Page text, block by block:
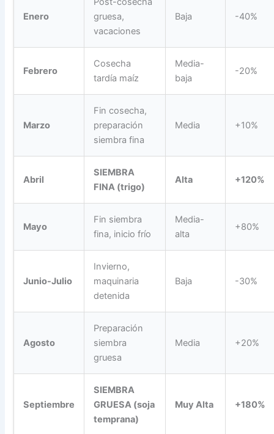
Enero
gruesa,
vacaciones
Baja -40%
Febrero
Cosecha
tardía maíz
Media-
baja
-20%
Marzo
Fin cosecha,
preparación
siembra fina
Media +10%
Abril
SIEMBRA
FINA (trigo)
Alta +120%
Mayo
Fin siembra
fina, inicio frío
Media-
alta
+80%
Junio-Julio
Invierno,
maquinaria
detenida
Baja -30%
Agosto
Preparación
siembra
gruesa
Media +20%
Septiembre
SIEMBRA
GRUESA (soja
temprana)
Muy Alta +180%